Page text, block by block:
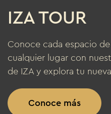
IZA TOUR
Conoce cada espacio
cualquier lugar con
de IZA y explora tu
Conoce más